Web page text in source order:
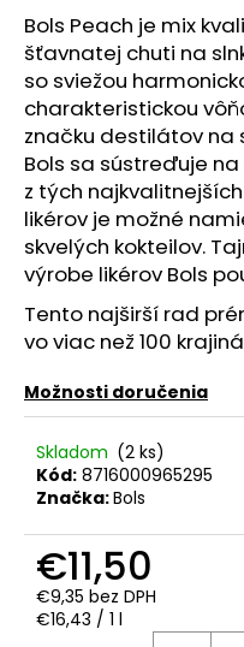
z
5
hviezdičiek.
Bols Peach je mix
šťavnatej chuti na
so sviežou
charakteristickou
značku destilátov na
Bols sa sústreďuje
z tých
likérov je možné
skvelých kokteilov.
výrobe likérov Bols
Tento najširší rad
vo viac než 100
Možnosti doručenia
Skladom (2 ks)
Kód: 8716000965295
Značka:Bols
€11,50
€9,35 bez DPH
Jednotková
€16,43 / 1 l
p
o
r
ú
č
a
m
e
REBELLION
SPICED
RUM
0.70L
€17,90